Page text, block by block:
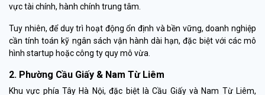
vực tài chính, hành chính trung tâm.
Tuy nhiên, để duy trì hoạt động ổn định và bền vững, doanh nghiệp
cần tính toán kỹ ngân sách vận hành dài hạn, đặc biệt với các mô
hình startup hoặc công ty quy mô vừa.
2. Phường Cầu Giấy & Nam Từ Liêm
Khu vực phía Tây Hà Nội, đặc biệt là Cầu Giấy và Nam Từ Liêm,